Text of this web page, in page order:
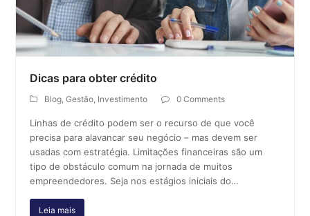
Dicas para obter crédito
Blog,Gestão, Investimento 0 Comments
Linhas de crédito podem ser o recurso de que você
precisa para alavancar seu negócio – mas devem ser
usadas com estratégia. Limitações financeiras são um
tipo de obstáculo comum na jornada de muitos
empreendedores. Seja nos estágios iniciais do…
Leia mais